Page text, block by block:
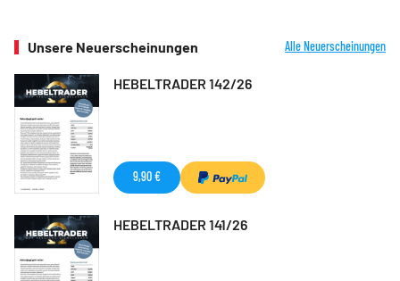
Unsere Neuerscheinungen Alle Neuerscheinungen
HEBELTRADER 142/26
9,90 €
HEBELTRADER 141/26